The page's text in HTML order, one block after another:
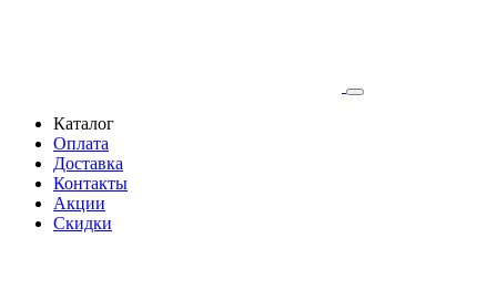
Каталог
Оплата
Доставка
Контакты
Акции
Скидки